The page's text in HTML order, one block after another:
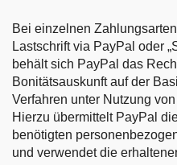
Bei einzelnen
Lastschrift via PayPal oder
behält sich PayPal das
Bonitätsauskunft auf der
Verfahren unter Nutzung
Hierzu übermittelt PayPal
benötigten
und verwendet die